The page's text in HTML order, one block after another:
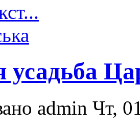
усадьба
admin Чт,